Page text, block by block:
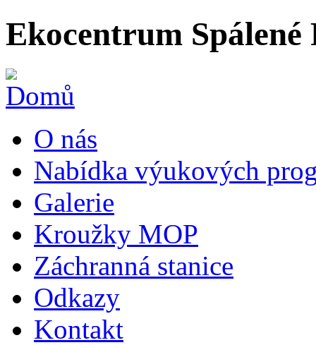
Ekocentrum Spálené
O nás
Nabídka výukových
Galerie
Kroužky MOP
Záchranná stanice
Odkazy
Kontakt